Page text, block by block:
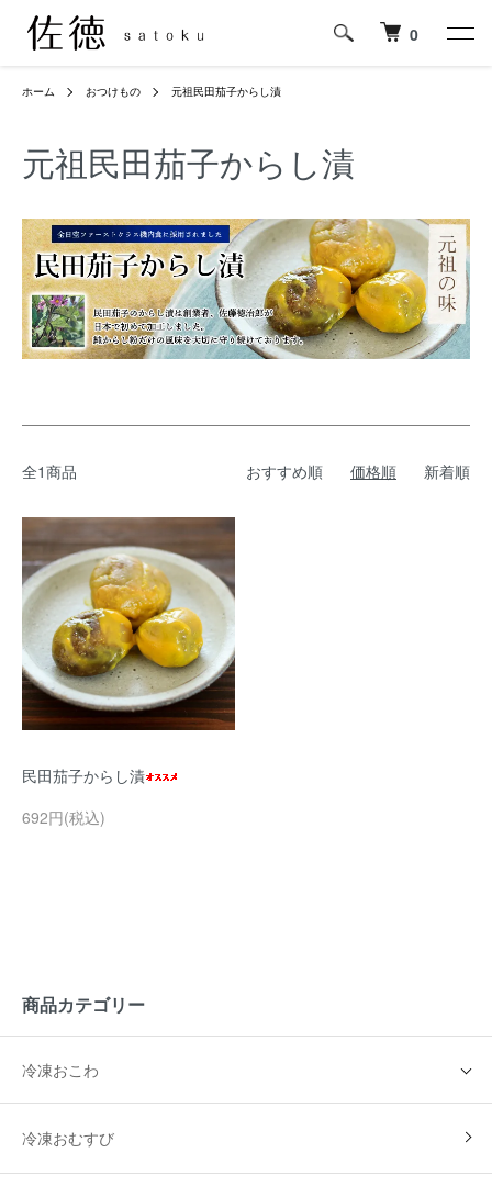
0
ホーム おつけもの 元祖民田茄子からし漬
元祖民田茄子からし漬
全1商品 おすすめ順 価格順 新着順
民田茄子からし漬
692円(税込)
商品カテゴリー
冷凍おこわ
冷凍おむすび